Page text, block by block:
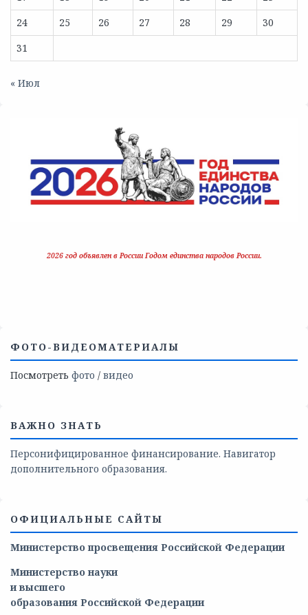
24
25 26 27 28 29
30
31
« Июл
2026 год объявлен в России Годом единства народов России.
ФОТО-ВИДЕОМАТЕРИАЛЫ
Посмотреть фото / видео
ВАЖНО ЗНАТЬ
Персонифицированное финансирование. Навигатор
дополнительного образования.
ОФИЦИАЛЬНЫЕ САЙТЫ
Министерство просвещения Российской Федерации
Министерство науки
и высшего
образования Российской Федерации